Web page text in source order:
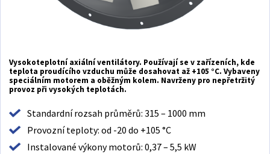
Vysokoteplotní axiální ventilátory. Používají se v zařízeních, kde
teplota proudícího vzduchu může dosahovat až +105 °C. Vybaveny
speciálním motorem a oběžným kolem. Navrženy pro nepřetržitý
provoz při vysokých teplotách.
Standardní rozsah průměrů: 315 – 1000 mm
Provozní teploty: od -20 do +105 °C
Instalované výkony motorů: 0,37 – 5,5 kW